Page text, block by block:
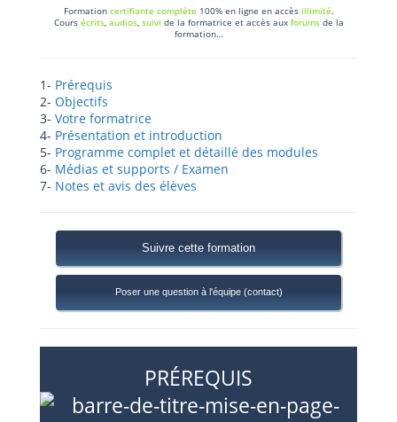
Formation certifiante complète 100% en ligne en accès illimité.
Cours écrits, audios, suivi de la formatrice et accès aux forumsde la
formation…
1- Prérequis
2- Objectifs
3- Votre formatrice
4- Présentation et introduction
5- Programme complet et détaillé des modules
6- Médias et supports / Examen
7- Notes et avis des élèves
Suivre cette formation
Poser une question à l'équipe (contact)
PRÉREQUIS